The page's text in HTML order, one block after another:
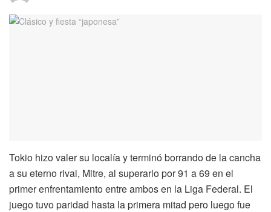
Tokio hizo valer su localía y terminó borrando de la cancha
a su eterno rival, Mitre, al superarlo por 91 a 69 en el
primer enfrentamiento entre ambos en la Liga Federal. El
juego tuvo paridad hasta la primera mitad pero luego fue